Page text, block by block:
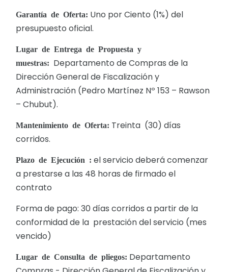
Garantía de Oferta: Uno por Ciento (1%) del
presupuesto oficial.
Lugar de Entrega de Propuesta y
muestras: Departamento de Compras de la
Dirección General de Fiscalización y
Administración (Pedro Martínez Nº 153 – Rawson
– Chubut).
Mantenimiento de Oferta: Treinta (30) días
corridos.
Plazo de Ejecución : el servicio deberá comenzar
a prestarse a las 48 horas de firmado el
contrato
Forma de pago: 30 días corridos a partir de la
conformidad de la prestación del servicio (mes
vencido)
Lugar de Consulta de pliegos: Departamento